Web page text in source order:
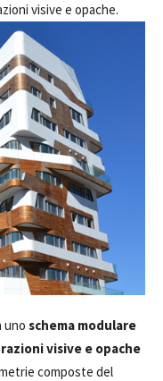
visive e opache.
uno schema modulare
visive e opache
composte del